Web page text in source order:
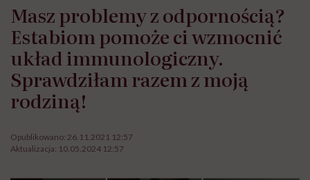
Masz problemy z odpornością?
Estabiom pomoże ci wzmocnić
układ immunologiczny.
Sprawdziłam razem z moją
rodziną!
Opublikowano: 26.11.2021 12:57
Aktualizacja: 10.05.2024 12:57